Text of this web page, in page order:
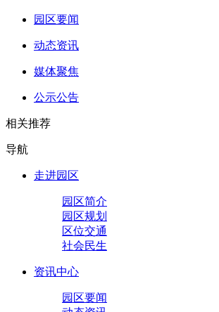
园区要闻
动态资讯
媒体聚焦
公示公告
相关推荐
导航
走进园区
园区简介
园区规划
区位交通
社会民生
资讯中心
园区要闻